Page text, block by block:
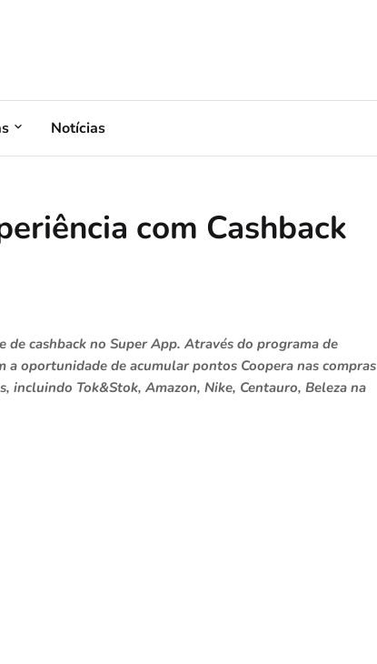
Notícias
com Cashback
de cashback no Super App. Através do programa de
oportunidade de acumular pontos Coopera nas compras
incluindo Tok&Stok, Amazon, Nike, Centauro, Beleza na